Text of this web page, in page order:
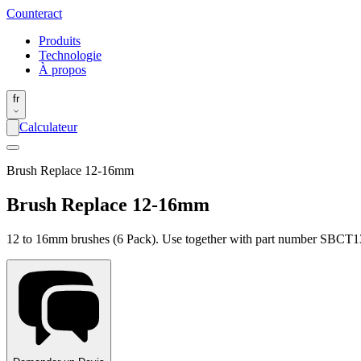
Counteract
Produits
Technologie
À propos
fr
Calculateur
Brush Replace 12-16mm
Brush Replace 12-16mm
12 to 16mm brushes (6 Pack). Use together with part number